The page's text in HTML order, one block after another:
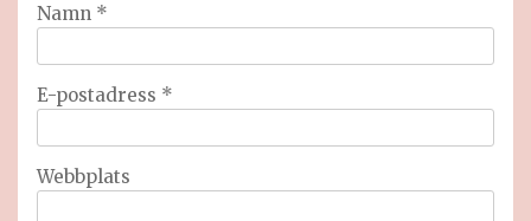
Namn *
E-postadress *
Webbplats